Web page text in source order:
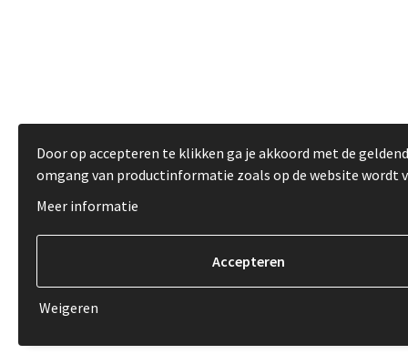
Door op accepteren te klikken ga je akkoord met de
omgang van productinformatie zoals op de website wordt
Meer informatie
Weigeren